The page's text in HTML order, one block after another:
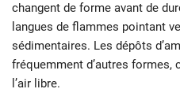
changent de forme avant de
langues de flammes pointant
sédimentaires. Les dépôts
fréquemment d’autres formes,
l’air libre.